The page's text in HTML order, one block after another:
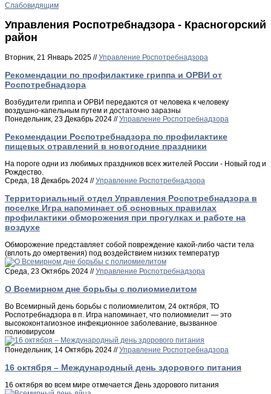
Слабовидящим
Управления Роспотребнадзора - Красногорский
район
Вторник, 21 Январь 2025 //Управление Роспотребнадзора
Рекомендации по профилактике гриппа и ОРВИ от
Роспотребнадзора
Возбудители гриппа и ОРВИ передаются от человека к человеку
воздушно-капельным путем и достаточно заразны
Понедельник, 23 Декабрь 2024 //Управление Роспотребнадзора
Рекомендации Роспотребнадзора по профилактике
пищевых отравлений в новогодние праздники
На пороге одни из любимых праздников всех жителей России - Новый год и
Рождество.
Среда, 18 Декабрь 2024 //Управление Роспотребнадзора
Территориальный отдел Управления Роспотребнадзора в
поселке Игра напоминает об основных правилах
профилактики обморожения при прогулках и работе на
воздухе
Обморожение представляет собой повреждение какой-либо части тела
(вплоть до омертвения) под воздействием низких температур
Среда, 23 Октябрь 2024 //Управление Роспотребнадзора
О Всемирном дне борьбы с полиомиелитом
Во Всемирный день борьбы с полиомиелитом, 24 октября, ТО
Роспотребнадзора в п. Игра напоминает, что полиомиелит — это
высококонтагиозное инфекционное заболевание, вызванное
полиовирусом
Понедельник, 14 Октябрь 2024 //Управление Роспотребнадзора
16 октября – Международный день здорового питания
16 октября во всем мире отмечается День здорового питания